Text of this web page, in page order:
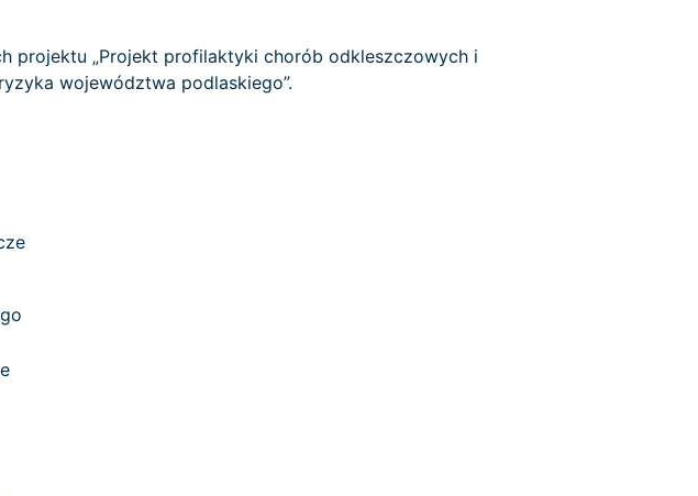
projektu „Projekt profilaktyki chorób odkleszczowych i
województwa podlaskiego”.